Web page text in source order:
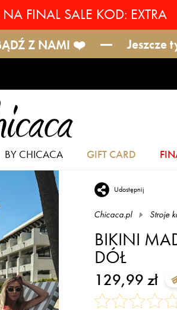
FINAL SALE KOD: EXTRA
Z NAMI ❤️ Jeszcze
BY CHICACA GIFT CARD
Udostępnij
Chicaca.pl Stroje
BIKINI
DÓŁ
129,99 zł